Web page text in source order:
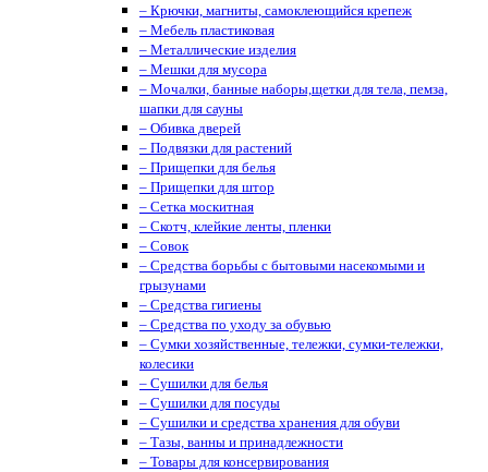
– Крючки, магниты, cамоклеющийся крепеж
– Мебель пластиковая
– Металлические изделия
– Мешки для мусора
– Мочалки, банные наборы,щетки для тела, пемза,
шапки для сауны
– Обивка дверей
– Подвязки для растений
– Прищепки для белья
– Прищепки для штор
– Сетка москитная
– Скотч, клейкие ленты, пленки
– Совок
– Средства борьбы с бытовыми насекомыми и
грызунами
– Средства гигиены
– Средства по уходу за обувью
– Сумки хозяйственные, тележки, сумки-тележки,
колесики
– Сушилки для белья
– Сушилки для посуды
– Сушилки и средства хранения для обуви
– Тазы, ванны и принадлежности
– Товары для консервирования